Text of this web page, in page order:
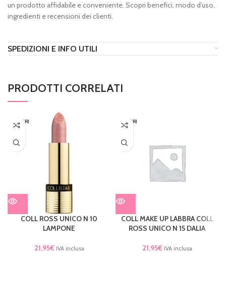
un prodotto affidabile e conveniente. Scopri benefici, modo d’uso,
ingredienti e recensioni dei clienti.
SPEDIZIONI E INFO UTILI
PRODOTTI CORRELATI
ESAURI
TO
COLL ROSS UNICO N 10
LAMPONE
21,95€ IVA inclusa
ESAURI
TO
COLL MAKE UP LABBRA COLL
ROSS UNICO N 15 DALIA
21,95€ IVA inclusa